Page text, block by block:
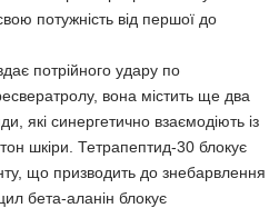
потужність від першої до
потрійного удару по
вона містить ще два
які синергетично взаємодіють із
шкіри. Тетрапептид-30 блокує
що призводить до знебарвлення
бета-аланін блокує